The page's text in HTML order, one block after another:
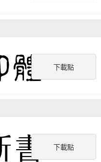
下載點
下載點